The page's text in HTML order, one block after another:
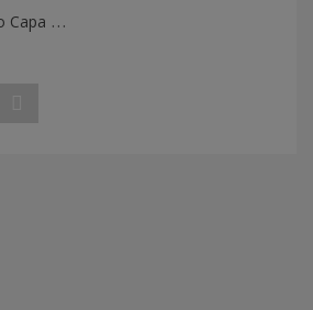
H
uawei Mate 20 Pro Capa de Proteção Evelatus Silicone Case Pink Sand